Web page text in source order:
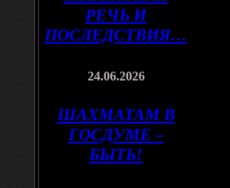
РЕЧЬ И
ПОСЛЕДСТВИЯ…
24.06.2026
ШАХМАТАМ В
ГОСДУМЕ –
БЫТЬ!